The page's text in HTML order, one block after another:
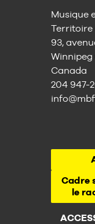
Musique
Territoire
93,
Winnipeg
Canada
204 947-
Cadre
le